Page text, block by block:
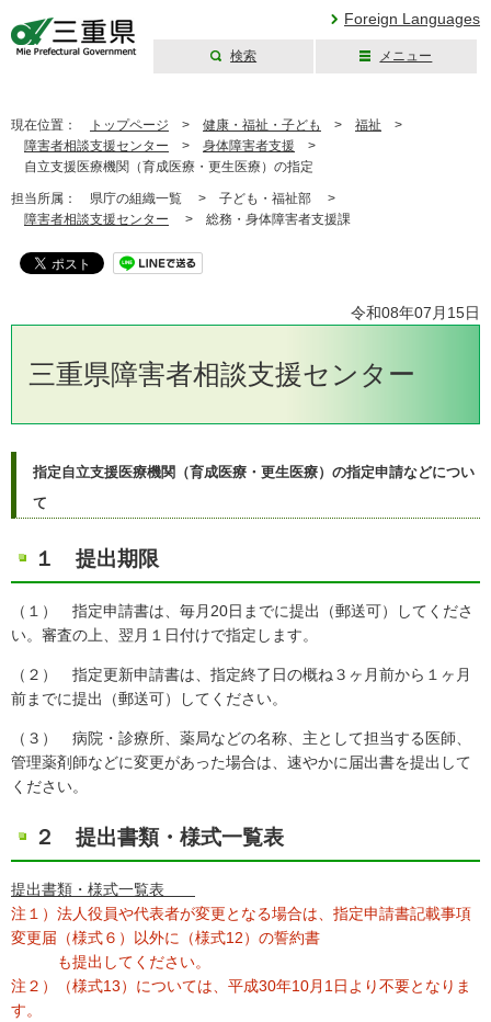
Foreign Languages
検索 メニュー
現在位置： トップページ > 健康・福祉・子ども > 福祉 >
障害者相談支援センター > 身体障害者支援 >
自立支援医療機関（育成医療・更生医療）の指定
担当所属： 県庁の組織一覧 > 子ども・福祉部 >
障害者相談支援センター > 総務・身体障害者支援課
令和08年07月15日
三重県障害者相談支援センター
指定自立支援医療機関（育成医療・更生医療）の指定申請などについ
て
１ 提出期限
（１） 指定申請書は、毎月20日までに提出（郵送可）してくださ
い。審査の上、翌月１日付けで指定します。
（２） 指定更新申請書は、指定終了日の概ね３ヶ月前から１ヶ月
前までに提出（郵送可）してください。
（３） 病院・診療所、薬局などの名称、主として担当する医師、
管理薬剤師などに変更があった場合は、速やかに届出書を提出して
ください。
２ 提出書類・様式一覧表
提出書類・様式一覧表
注１）法人役員や代表者が変更となる場合は、指定申請書記載事項
変更届（様式６）以外に（様式12）の誓約書
も提出してください。
注２）（様式13）については、平成30年10月1日より不要となりま
す。